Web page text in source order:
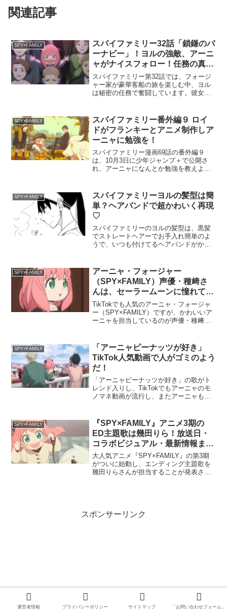
関連記事
SPY×FAMILY
スパイファミリー32話「鎖鎌のバ
ーナビー」！ヨルの強敵、アーニ
ャがナイスフォロー！任務の真実
と家族の絆
スパイファミリー第32話では、フォージ
ャー家が豪華客船の旅を楽しむ中、ヨル
は秘密の任務で奮闘しています。彼女の
このエピソードでは、ヨルの任務の背景
と彼女が直面する困難、...
SPY×FAMILY
スパイファミリー番外編９ ロイ
ドがフランキーとアニメ制作しア
ーニャに勉強を！
スパイファミリー漫画69話の番外編９
は、10月3日に少年ジャンプ＋で公開さ
れ、アーニャになんとか勉強を教えよう
読んだアーニャは、わくわくしながらオ
リジナルアニメの完成を...
SPY×FAMILY
スパイファミリーヨルの髪型は簡
単？ヘアバンドで超かわいく再現
♡
スパイファミリーのヨルの髪型は、黒髪
でストレートヘアーでお手入れ簡単のよ
うで、いつも付けてるヘアバンドがかわ
るヨル・フォージャーは、見た目は清楚
でお淑やかな雰囲気で、き...
SPY×FAMILY
アーニャ・フォージャー
（SPY×FAMILY）声優・種﨑さ
んは、セーラームーンに憧れて道
を決める！
TikTokでも人気のアーニャ・フォージャ
ー（SPY×FAMILY）ですが、かわいいア
ーニャを担当しているのが声優・種﨑敦
て声優の道を目指し始めました。アーニ
ャについ...
SPY×FAMILY
「アーニャピーナッツが好き」
TikTok人気動画で人がゴミのよう
だ！
「アーニャピーナッツが好き」の歌がト
レンド入りし、TikTokでもアーニャのモ
ノマネ動画が流行し、またアーニャもア
れていました（笑）今回はアーニャの動
画とムスカ大佐のパ...
SPY×FAMILY
『SPY×FAMILY』アニメ3期の
ED主題歌は幾田りら！放送日・
コラボビジュアル・最新情報まと
め
大人気アニメ『SPY×FAMILY』の第3期
がついに始動し、エンディング主題歌を
幾田りらさんが担当することが発表され
スポンサーリンク
運営者情報 プライバシーポリシー サイトマップ 「お問い合わせフォーム」